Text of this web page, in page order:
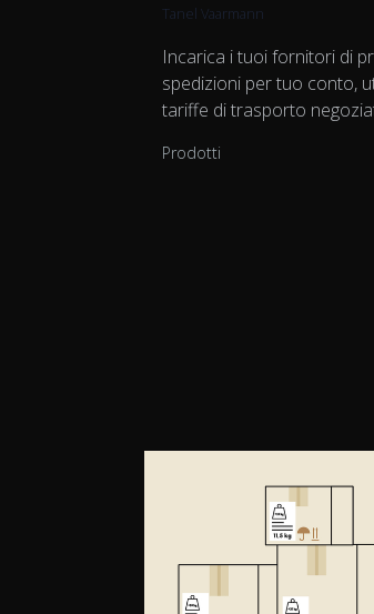
Tanel Vaarmann
Incarica i tuoi fornitori di
spedizioni per tuo conto,
tariffe di trasporto
Prodotti